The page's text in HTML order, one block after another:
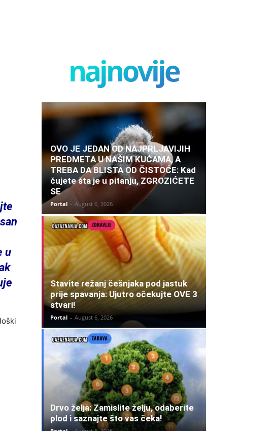
u
najnovije
OVO JE JEDAN OD NAJPRLJAVIJIH
PREDMETA U NAŠIM KUĆAMA, A
TREBA DA BLISTA OD ČISTOĆE: Kad
čujete šta je u pitanju, ZGROZIĆETE
SE
Portal - August 6, 2026
Stavite režanj češnjaka pod jastuk
prije spavanja: Ujutro očekujte OVE 3
stvari!
Portal - August 6, 2026
Drvo želja: Zamislite želju, odaberite
plod i saznajte što vas čeka!